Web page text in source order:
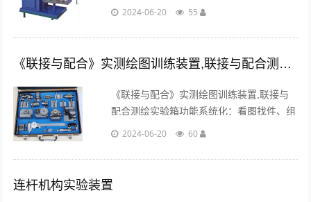
作台最大行程：不小于510mm（纵向）
0.75千瓦。...
2024-06-20 55
《联接与配合》实测绘图训练装置,联接与配合测绘实验箱
《联接与配合》实测绘图训练装置,联接与
配合测绘实验箱功能系统化：看图找件、组
件拆装、组件测量、组件绘图四位一体的训
程。...
2024-06-20 60
连杆机构实验装置